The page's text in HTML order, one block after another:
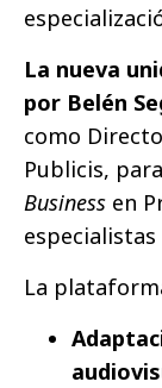
La nueva
por Belén
como
Publicis,
Business en
especialistas
La